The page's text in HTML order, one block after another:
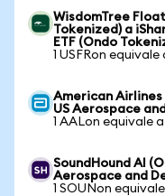
WisdomTree
Tokenized) a
ETF (Ondo
1 USFRon
American Airlines
US Aerospace
1 AALon equivale
SoundHound AI
Aerospace and
1 SOUNon